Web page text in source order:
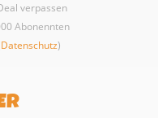
verpassen
Abonennten
Datenschutz)